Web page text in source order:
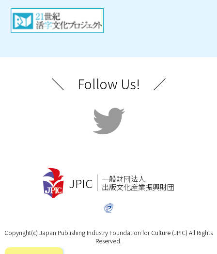
＼ Follow Us! ／
JPIC
一般財団法人
出版文化産業振興財団
Copyright(c) Japan Publishing Industry Foundation for Culture (JPIC) All Rights
Reserved.